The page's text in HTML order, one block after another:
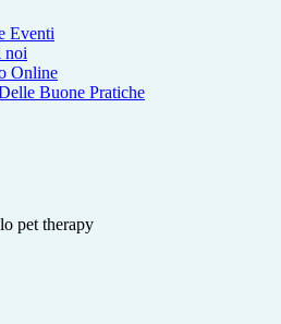
Eventi
noi
Online
Buone Pratiche